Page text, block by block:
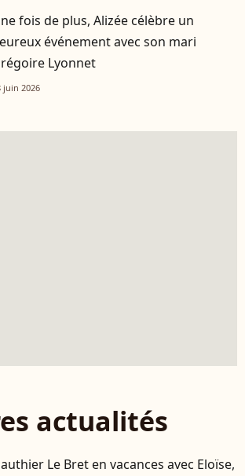
fois de plus, Alizée célèbre un
événement avec son mari
Lyonnet
juin 2026
actualités
Le Bret en vacances avec Eloïse,